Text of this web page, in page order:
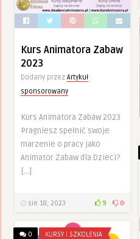
Kurs Animatora Zabaw
2023
Dodany przez Artykuł
sponsorowany
Kurs Animatora Zabaw 2023
Pragniesz spełnić swoje
marzenie o pracy jako
Animator Zabaw dla Dzieci?
[…]
sie 18, 2023 9 0
0 KURSY I SZKOLENIA